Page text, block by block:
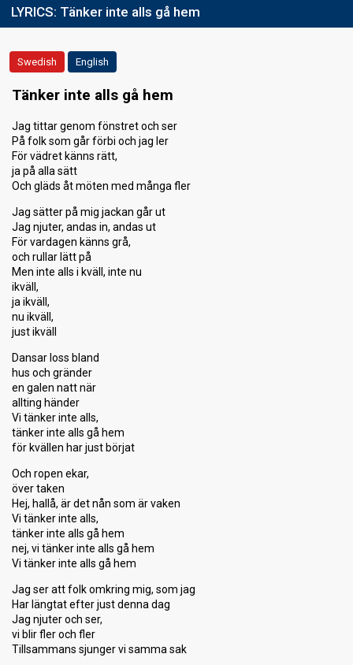
LYRICS: Tänker inte alls gå hem
Swedish English
Tänker inte alls gå hem
Jag tittar genom fönstret och ser
På folk som går förbi och jag ler
För vädret känns rätt,
ja på alla sätt
Och gläds åt möten med många fler
Jag sätter på mig jackan går ut
Jag njuter, andas in, andas ut
För vardagen känns grå,
och rullar lätt på
Men inte alls i kväll, inte nu
ikväll,
ja ikväll,
nu ikväll,
just ikväll
Dansar loss bland
hus och gränder
en galen natt när
allting händer
Vi tänker inte alls,
tänker inte alls gå hem
för kvällen har just börjat
Och ropen ekar,
över taken
Hej, hallå, är det nån som är vaken
Vi tänker inte alls,
tänker inte alls gå hem
nej, vi tänker inte alls gå hem
Vi tänker inte alls gå hem
Jag ser att folk omkring mig, som jag
Har längtat efter just denna dag
Jag njuter och ser,
vi blir fler och fler
Tillsammans sjunger vi samma sak